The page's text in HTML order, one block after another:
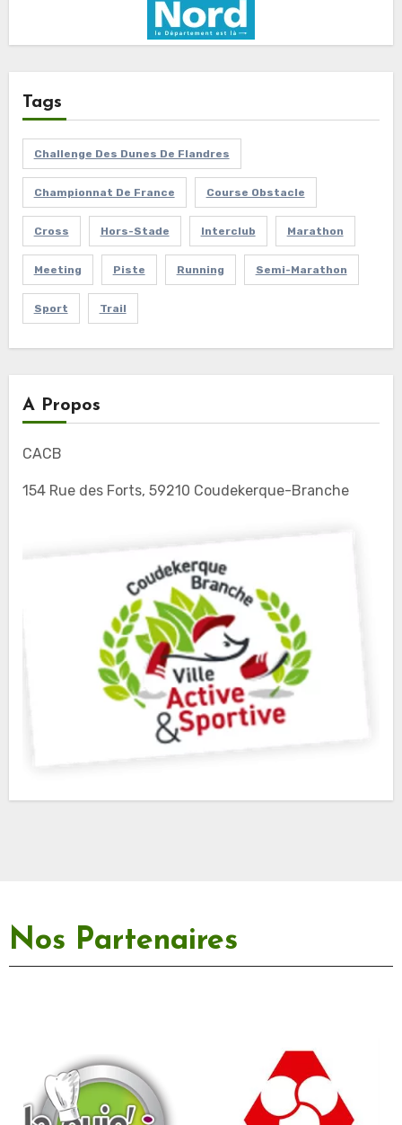
Tags
Challenge Des Dunes De Flandres
Championnat De France Course Obstacle
Cross Hors-Stade Interclub Marathon
Meeting Piste Running Semi-Marathon
Sport Trail
A Propos
CACB
154 Rue des Forts, 59210 Coudekerque-Branche
Nos Partenaires